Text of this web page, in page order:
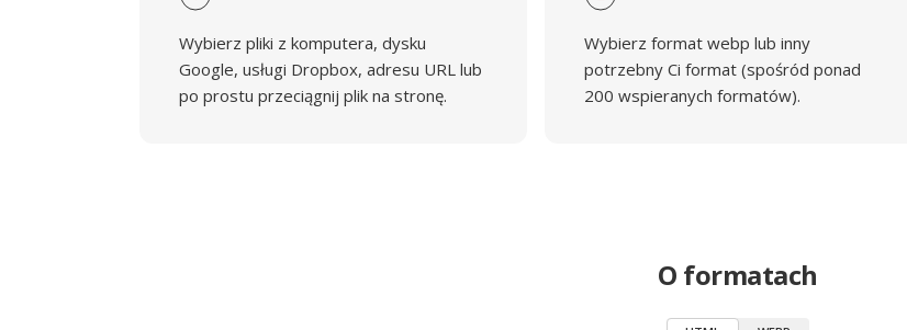
Wybierz pliki z komputera, dysku
Google, usługi Dropbox, adresu URL lub
po prostu przeciągnij plik na stronę.
Wybierz format webp lub inny
potrzebny Ci format (spośród ponad
200 wspieranych formatów).
O formatach